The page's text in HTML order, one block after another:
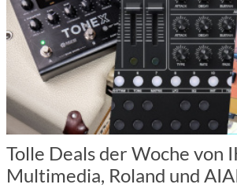
Tolle Deals der Woche von
Multimedia, Roland und